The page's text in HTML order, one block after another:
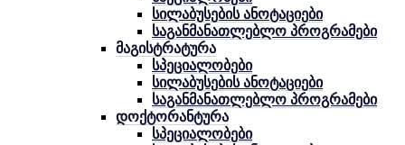
სილაბუსების ანოტაციები
საგანმანათლებლო პროგრამები
მაგისტრატურა
სპეციალობები
სილაბუსების ანოტაციები
საგანმანათლებლო პროგრამები
დოქტორანტურა
სპეციალობები